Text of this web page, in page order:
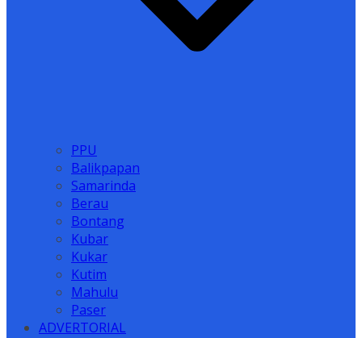
PPU
Balikpapan
Samarinda
Berau
Bontang
Kubar
Kukar
Kutim
Mahulu
Paser
ADVERTORIAL